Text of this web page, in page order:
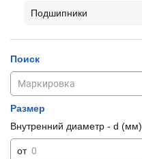
Подшипники
Поиск
Размер
Внутренний диаметр - d (мм)
от